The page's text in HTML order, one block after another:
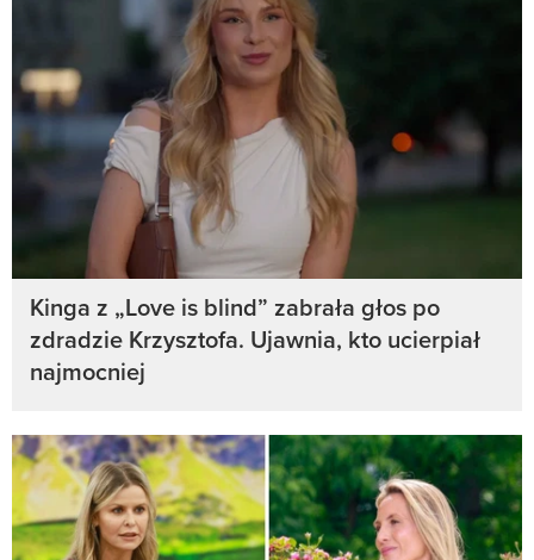
Kinga z „Love is blind” zabrała głos po
zdradzie Krzysztofa. Ujawnia, kto ucierpiał
najmocniej